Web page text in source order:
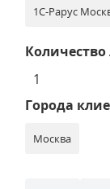
1С-Рарус
1
Города
Москва